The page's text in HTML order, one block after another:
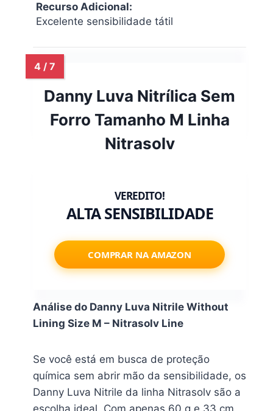
Recurso Adicional:
Excelente sensibilidade tátil
Danny Luva Nitrílica Sem
Forro Tamanho M Linha
Nitrasolv
ALTA SENSIBILIDADE
COMPRAR NA AMAZON
Análise do Danny Luva Nitrile Without
Lining Size M – Nitrasolv Line
Se você está em busca de proteção
química sem abrir mão da sensibilidade, os
Danny Luva Nitrile da linha Nitrasolv são a